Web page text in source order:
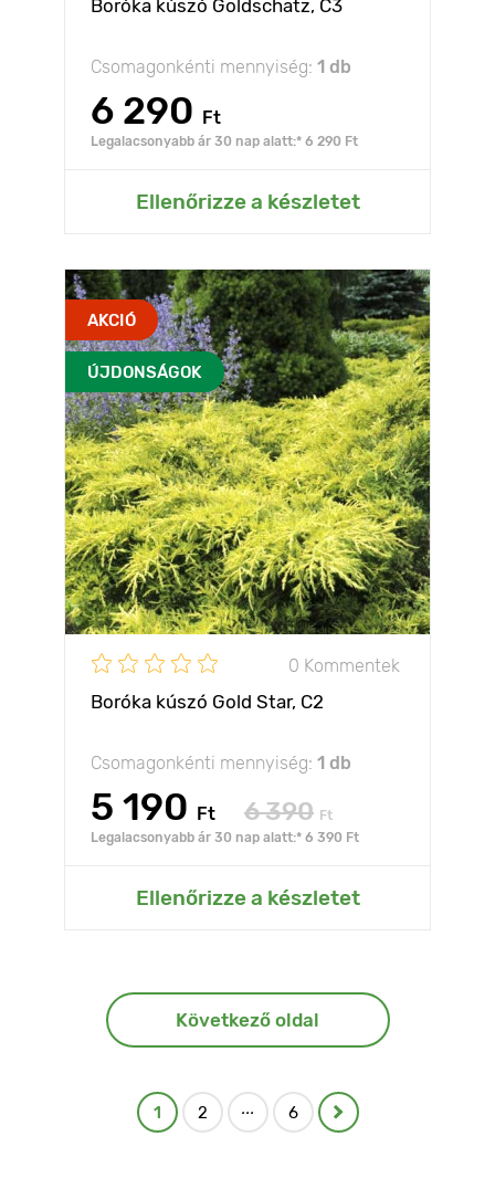
Boróka kúszó Goldschatz, C3
Csomagonkénti mennyiség: 1 db
6 290 Ft
Legalacsonyabb ár 30 nap alatt:* 6 290 Ft
Ellenőrizze a készletet
AKCIÓ
ÚJDONSÁGOK
0 Kommentek
Boróka kúszó Gold Star, C2
Csomagonkénti mennyiség: 1 db
5 190 Ft 6 390 Ft
Legalacsonyabb ár 30 nap alatt:* 6 390 Ft
Ellenőrizze a készletet
Következő oldal
1 2 ... 6